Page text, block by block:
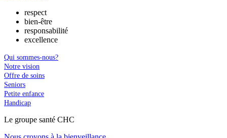
respect
bien-être
responsabilité
excellence
Qui sommes-nous?
Notre vision
Offre de soins
Seniors
Petite enfance
Handicap
Le groupe santé CHC